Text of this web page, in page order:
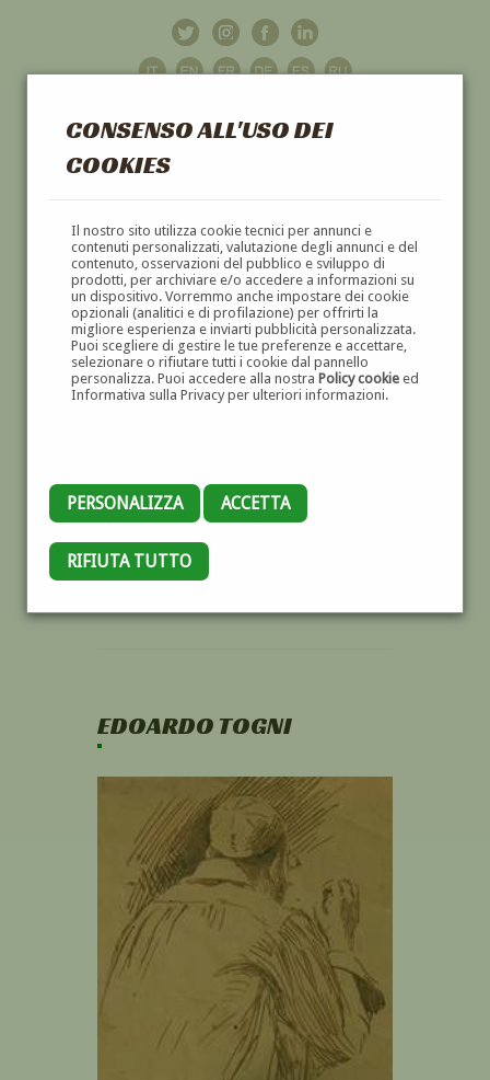
CONSENSO ALL'USO DEI
COOKIES
Il nostro sito utilizza cookie tecnici per annunci e
contenuti personalizzati, valutazione degli annunci e del
contenuto, osservazioni del pubblico e sviluppo di
prodotti, per archiviare e/o accedere a informazioni su
un dispositivo. Vorremmo anche impostare dei cookie
opzionali (analitici e di profilazione) per offrirti la
migliore esperienza e inviarti pubblicità personalizzata.
Puoi scegliere di gestire le tue preferenze e accettare,
selezionare o rifiutare tutti i cookie dal pannello
personalizza. Puoi accedere alla nostra Policy cookieed
Informativa sulla Privacy per ulteriori informazioni.
PERSONALIZZA ACCETTA
RIFIUTA TUTTO
GALLERIAD'ARTE
DIPINTI E SCULTURE '800 E '900
EDOARDO TOGNI